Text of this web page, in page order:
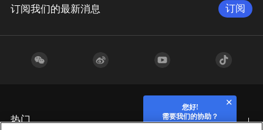
订阅我们的最新消息 订阅
热门
您好!
需要我们的协助？